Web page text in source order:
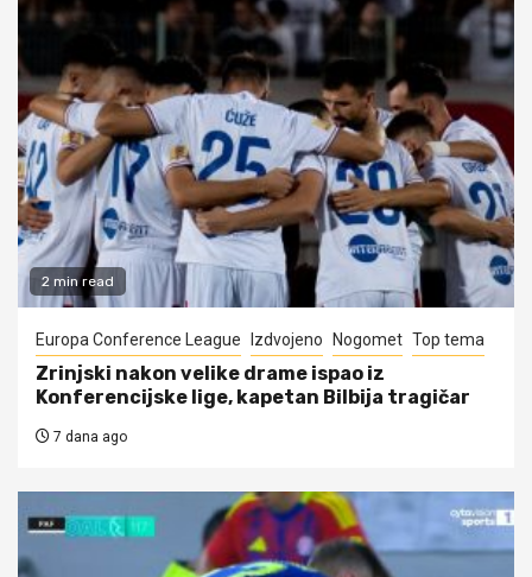
2 min read
Europa Conference League Izdvojeno Nogomet Top tema
Zrinjski nakon velike drame ispao iz
Konferencijske lige, kapetan Bilbija tragičar
7 dana ago